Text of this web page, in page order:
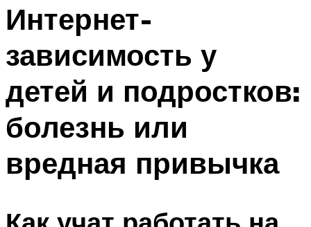
Интернет-
зависимость у
детей и подростков:
болезнь или
вредная привычка